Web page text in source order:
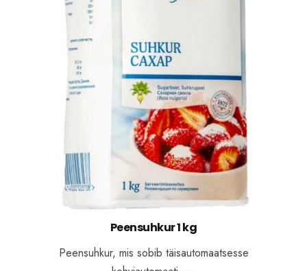
Peensuhkur 1 kg
Peensuhkur, mis sobib täisautomaatsesse